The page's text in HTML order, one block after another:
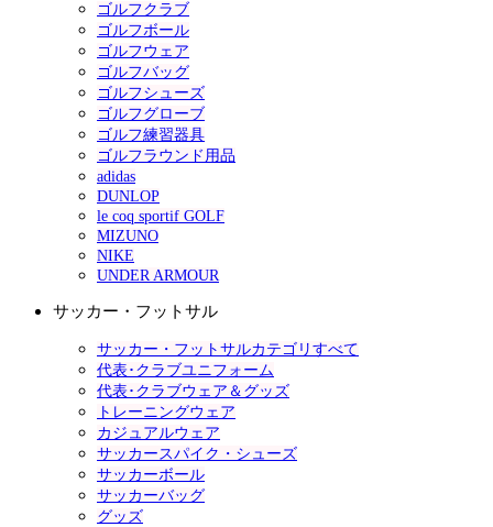
ゴルフクラブ
ゴルフボール
ゴルフウェア
ゴルフバッグ
ゴルフシューズ
ゴルフグローブ
ゴルフ練習器具
ゴルフラウンド用品
adidas
DUNLOP
le coq sportif GOLF
MIZUNO
NIKE
UNDER ARMOUR
サッカー・フットサル
サッカー・フットサルカテゴリすべて
代表･クラブユニフォーム
代表･クラブウェア＆グッズ
トレーニングウェア
カジュアルウェア
サッカースパイク・シューズ
サッカーボール
サッカーバッグ
グッズ